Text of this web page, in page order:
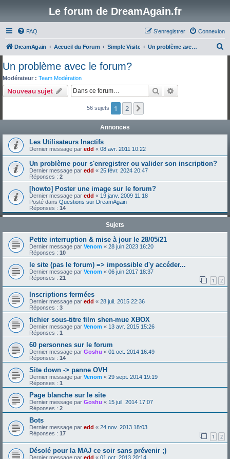
Le forum de DreamAgain.fr
FAQ Connexion
S’enregistrer
DreamAgain Accueil du Forum Simple Visite Un problème avec le forum?
c
r
Un problème avec le forum?
Modérateur : Team Modération
Nouveau sujet Rechercher
56 sujets 1 2
Annonces
Les Utilisateurs Inactifs
Dernier message par edd « 08 avr. 2011 10:22
Un problème pour s'enregistrer ou valider son inscription?
Dernier message par edd « 25 févr. 2024 20:47
Réponses : 2
[howto] Poster une image sur le forum?
Dernier message par edd « 19 janv. 2009 11:18
Posté dans Questions sur DreamAgain
Réponses : 14
Sujets
Petite interruption & mise à jour le 28/05/21
Dernier message par Venom « 28 juin 2023 16:20
Réponses : 10
le site (pas le forum) => impossible d'y accéder...
Dernier message par Venom « 06 juin 2017 18:37
Réponses : 21 1 2
Inscriptions fermées
Dernier message par edd « 28 juil. 2015 22:36
Réponses : 3
fichier sous-titre film shen-mue XBOX
Dernier message par Venom « 13 avr. 2015 15:26
Réponses : 1
60 personnes sur le forum
Dernier message par Goshu « 01 oct. 2014 16:49
Réponses : 14
Site down -> panne OVH
Dernier message par Venom « 29 sept. 2014 19:19
Réponses : 1
Page blanche sur le site
Dernier message par Goshu « 15 juil. 2014 17:07
Réponses : 2
Bots
Dernier message par edd « 24 nov. 2013 18:03
Réponses : 17 1 2
Désolé pour la MAJ ce soir sans prévenir ;)
Dernier message par edd « 01 oct. 2013 20:14